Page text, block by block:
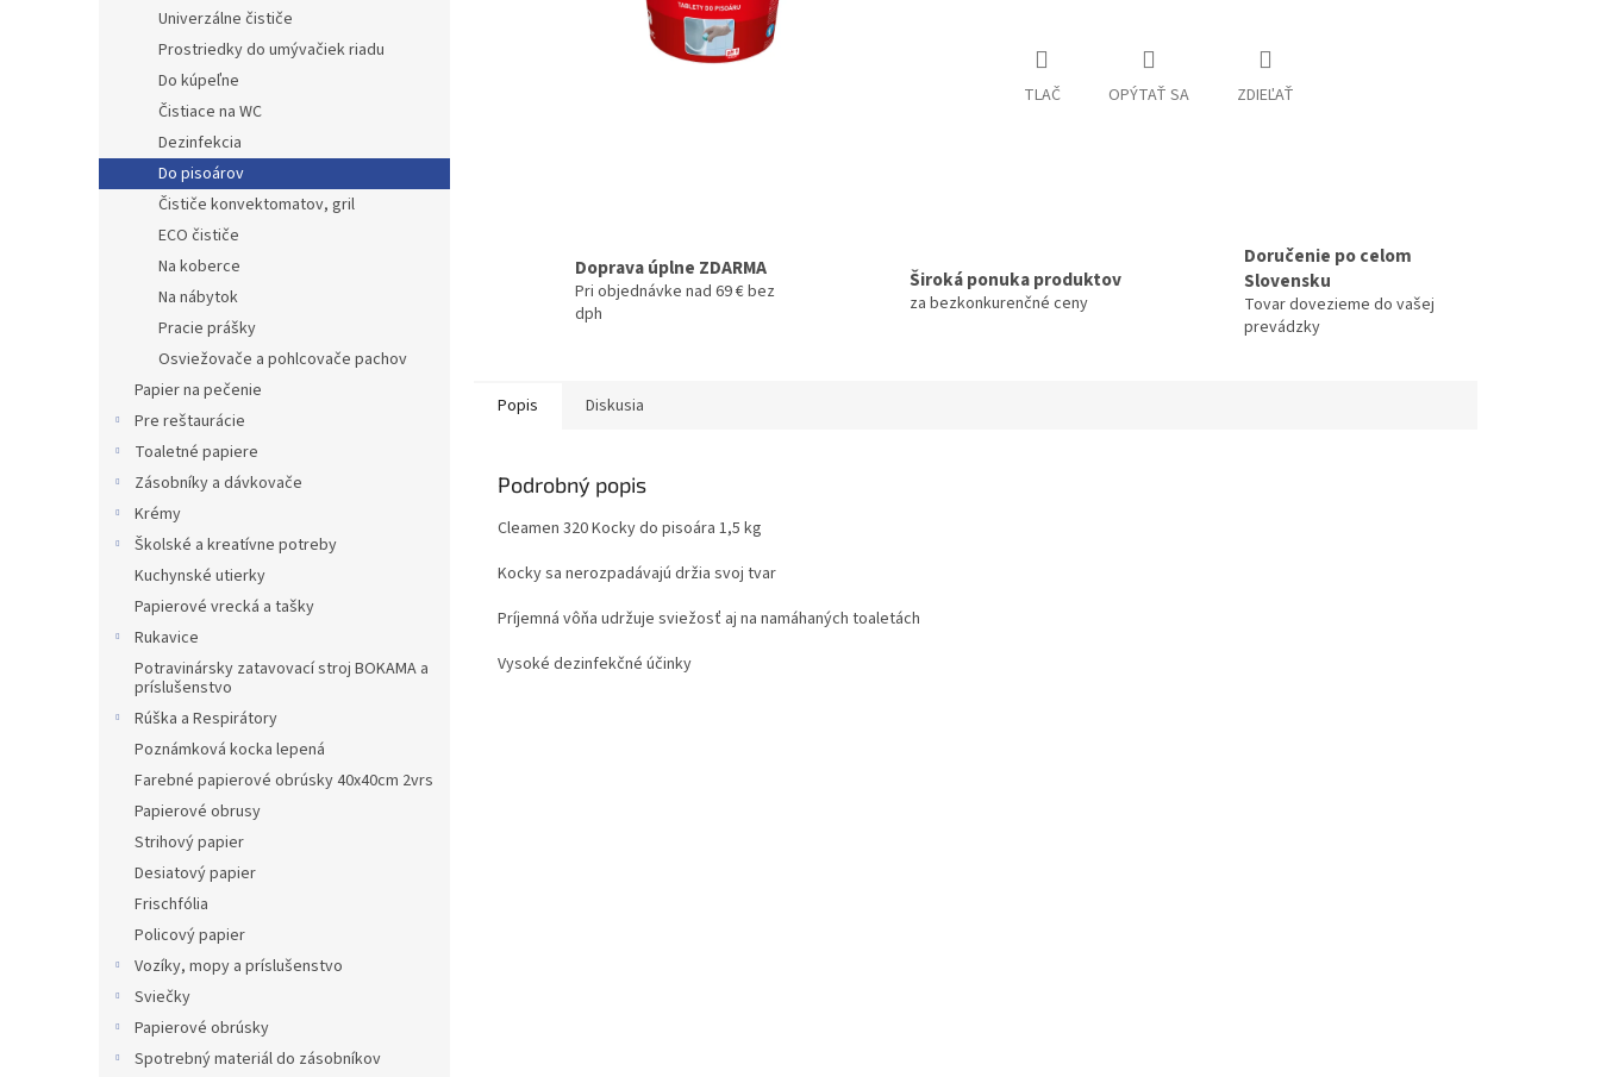
Univerzálne čističe
Prostriedky do umývačiek riadu
Do kúpeľne
Čistiace na WC
Dezinfekcia
Do pisoárov
Čističe konvektomatov, gril
ECO čističe
Na koberce
Na nábytok
Pracie prášky
Osviežovače a pohlcovače pachov
Papier na pečenie
Pre reštaurácie
Toaletné papiere
Zásobníky a dávkovače
Krémy
Školské a kreatívne potreby
Kuchynské utierky
Papierové vrecká a tašky
Rukavice
Potravinársky zatavovací stroj BOKAMA a
príslušenstvo
Rúška a Respirátory
Poznámková kocka lepená
Farebné papierové obrúsky 40x40cm 2vrs
Papierové obrusy
Strihový papier
Desiatový papier
Frischfólia
Policový papier
Vozíky, mopy a príslušenstvo
Sviečky
Papierové obrúsky
Spotrebný materiál do zásobníkov
TLAČ OPÝTAŤ SA ZDIEĽAŤ
Doprava úplne ZDARMA
Pri objednávke nad 69 € bez
dph
Široká ponuka produktov
za bezkonkurenčné ceny
Doručenie po celom
Slovensku
Tovar dovezieme do vašej
prevádzky
Popis Diskusia
Podrobný popis
Cleamen 320 Kocky do pisoára 1,5 kg
Kocky sa nerozpadávajú držia svoj tvar
Príjemná vôňa udržuje sviežosť aj na namáhaných toaletách
Vysoké dezinfekčné účinky